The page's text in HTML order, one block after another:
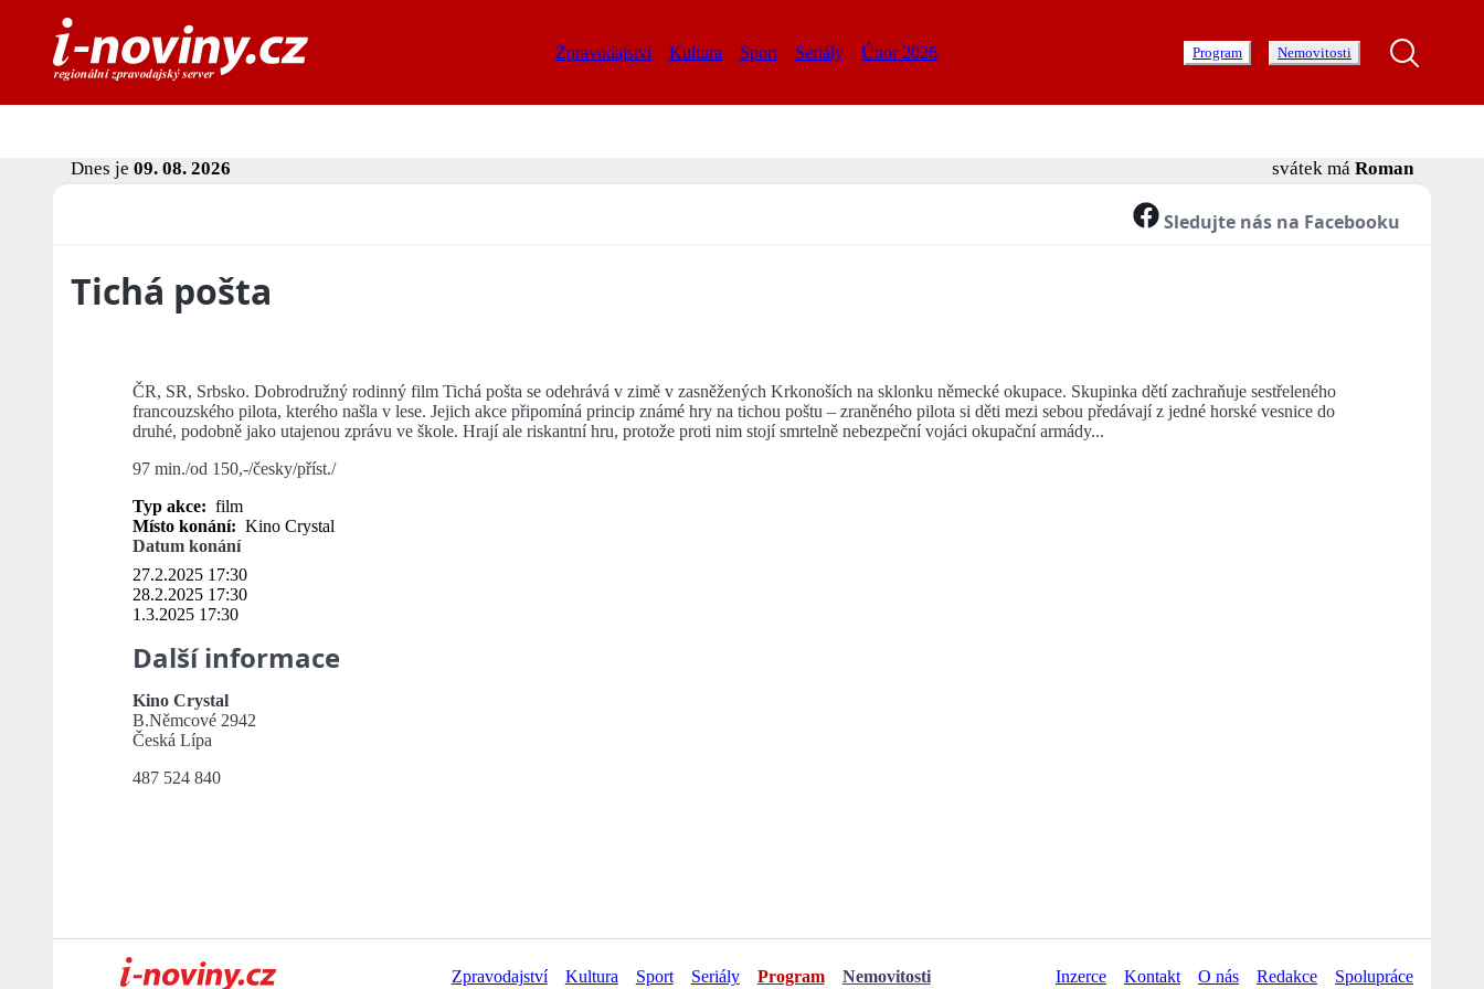
Zpravodajství Kultura Sport Seriály Únor 2026 Program Nemovitosti
Dnes je 09. 08. 2026 svátek má Roman
Sledujte nás na Facebooku
Tichá pošta
ČR, SR, Srbsko. Dobrodružný rodinný film Tichá pošta se odehrává v zimě v zasněžených Krkonoších na sklonku německé okupace. Skupinka dětí zachraňuje sestřeleného
francouzského pilota, kterého našla v lese. Jejich akce připomíná princip známé hry na tichou poštu – zraněného pilota si děti mezi sebou předávají z jedné horské vesnice do
druhé, podobně jako utajenou zprávu ve škole. Hrají ale riskantní hru, protože proti nim stojí smrtelně nebezpeční vojáci okupační armády...
97 min./od 150,-/česky/příst./
Typ akce: film
Místo konání: Kino Crystal
Datum konání
27.2.2025 17:30
28.2.2025 17:30
1.3.2025 17:30
Další informace
Kino Crystal
B.Němcové 2942
Česká Lípa
487 524 840
Zpravodajství Kultura Sport Seriály Program Nemovitosti Inzerce Kontakt O nás Redakce Spolupráce